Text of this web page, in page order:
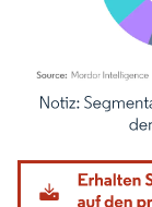
Bild © Mordor